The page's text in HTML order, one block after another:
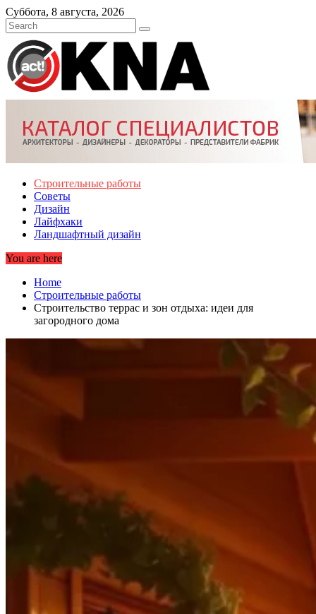
Skip
to
content
Суббота, 8 августа, 2026
Строительные работы
Советы
Дизайн
Лайфхаки
Ландшафтный дизайн
You are here
Home
Строительные работы
Строительство террас и зон отдыха: идеи для
загородного дома